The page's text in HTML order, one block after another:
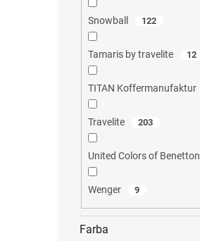
Snowball 122
Tamaris by travelite 12
TITAN Koffermanufaktur
Travelite 203
United Colors of Benetton
Wenger 9
Farba